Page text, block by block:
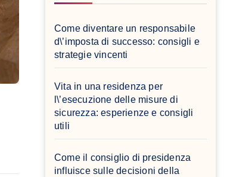
Come diventare un responsabile
d\’imposta di successo: consigli e
strategie vincenti
Vita in una residenza per
l\’esecuzione delle misure di
sicurezza: esperienze e consigli
utili
Come il consiglio di presidenza
influisce sulle decisioni della